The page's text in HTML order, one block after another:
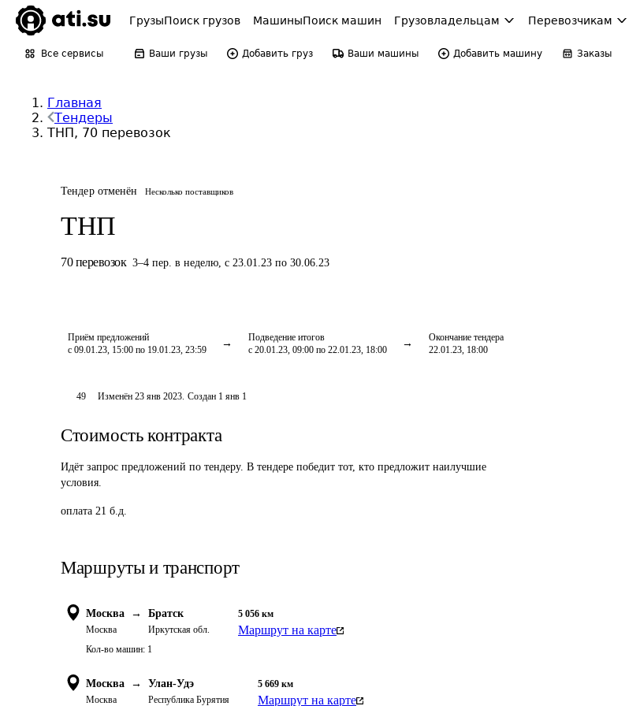
ГрузыПоиск грузов МашиныПоиск машин Грузовладельцам Перевозчикам
Все сервисы Ваши грузы Добавить груз Ваши машины Добавить машину Заказы
Главная
Тендеры
ТНП, 70 перевозок
Тендер отменён Несколько поставщиков
ТНП
70 перевозок 3–4 пер. в неделю, с 23.01.23 по 30.06.23
Приём предложений
с 09.01.23, 15:00 по 19.01.23, 23:59
Подведение итогов
с 20.01.23, 09:00 по 22.01.23, 18:00
Окончание тендера
22.01.23, 18:00
49 Изменён23 янв 2023. Создан 1 янв 1
Стоимость контракта
Идёт запрос предложений по тендеру. В тендере победит тот, кто предложит наилучшие
условия.
оплата 21 б.д.
Маршруты и транспорт
Москва →
Москва
Братск
Иркутская обл.
5 056 км
Маршрут на карте
Кол-во машин: 1
Москва →
Москва
Улан-Удэ
Республика Бурятия
5 669 км
Маршрут на карте